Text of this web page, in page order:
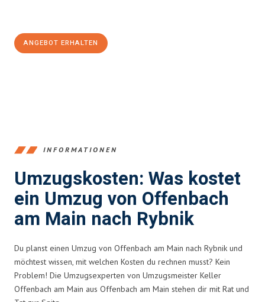
ANGEBOT ERHALTEN
INFORMATIONEN
Umzugskosten: Was kostet
ein Umzug von Offenbach
am Main nach Rybnik
Du planst einen Umzug von Offenbach am Main nach Rybnik und
möchtest wissen, mit welchen Kosten du rechnen musst? Kein
Problem! Die Umzugsexperten von Umzugsmeister Keller
Offenbach am Main aus Offenbach am Main stehen dir mit Rat und